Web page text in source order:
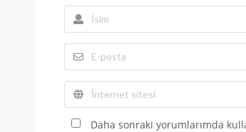
Daha sonraki yorumlarımda